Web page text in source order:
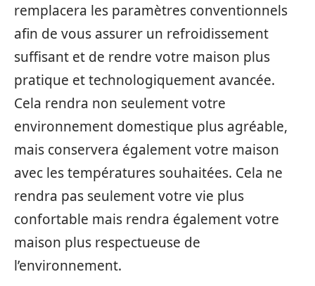
remplacera les paramètres conventionnels
afin de vous assurer un refroidissement
suffisant et de rendre votre maison plus
pratique et technologiquement avancée.
Cela rendra non seulement votre
environnement domestique plus agréable,
mais conservera également votre maison
avec les températures souhaitées. Cela ne
rendra pas seulement votre vie plus
confortable mais rendra également votre
maison plus respectueuse de
l’environnement.